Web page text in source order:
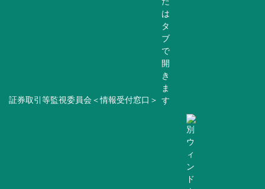
証券取引等監視委員会＜情報受付窓口＞